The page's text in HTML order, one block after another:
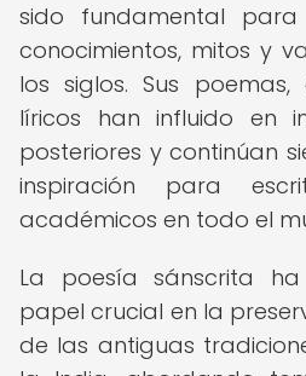
sido fundamental
conocimientos, mitos y
los siglos. Sus
líricos han influido en
posteriores y continúan
inspiración para
académicos en todo el
La poesía sánscrita
papel crucial en la
de las antiguas